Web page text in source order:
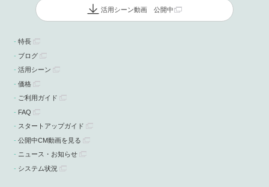
活用シーン動画 公開中
特長
ブログ
活用シーン
価格
ご利用ガイド
FAQ
スタートアップガイド
公開中CM動画を見る
ニュース・お知らせ
システム状況